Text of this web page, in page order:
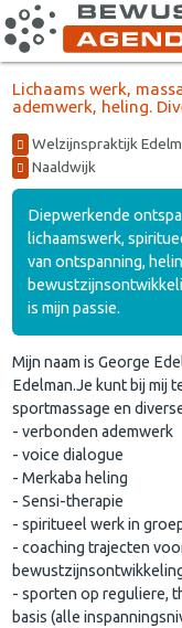
Lichaams werk,
ademwerk, heling.
Welzijnspraktijk
Naaldwijk
Diepwerkende
lichaamswerk,
van ontspanning,
is mijn passie.
Mijn naam is George
Edelman.Je kunt bij mij
sportmassage en
- verbonden ademwerk
- voice dialogue
- Merkaba heling
- Sensi-therapie
- spiritueel werk in
- coaching trajecten
- sporten op reguliere,
basis (alle